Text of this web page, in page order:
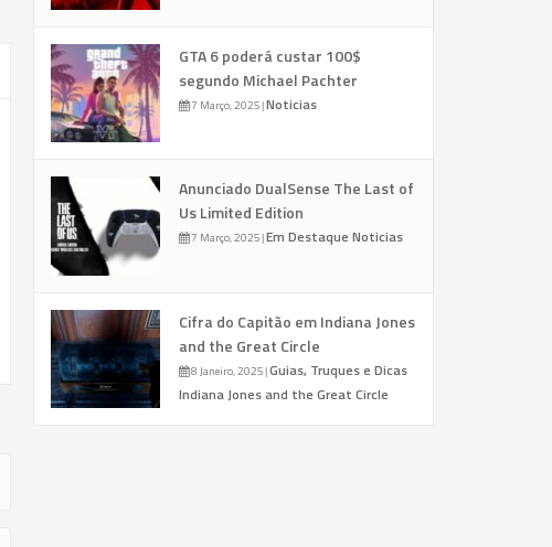
GTA 6 poderá custar 100$
segundo Michael Pachter
7 Março, 2025|Noticias
Anunciado DualSense The Last of
Us Limited Edition
7 Março, 2025|Em Destaque Noticias
Cifra do Capitão em Indiana Jones
and the Great Circle
8 Janeiro, 2025|Guias, Truques e Dicas
Indiana Jones and the Great Circle